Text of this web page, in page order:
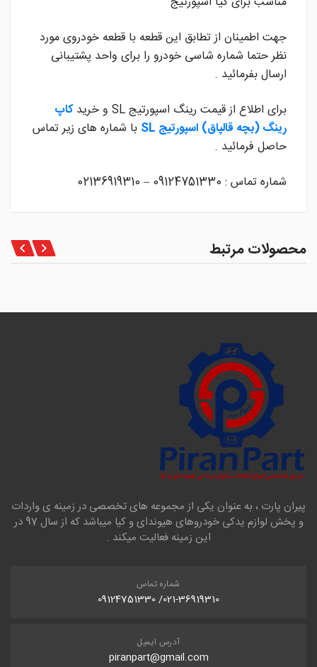
جهت اطمینان از تطابق این قطعه با قطعه خودروی مورد
نظر حتما شماره شاسی خودرو را برای واحد پشتیبانی
ارسال بفرمائید .
برای اطلاع از قیمت رینگ اسپورتیج SL و خرید
کاپ
رینگ (بچه قالپاق) اسپورتیج SL
با شماره های زیر تماس
حاصل فرمائید .
شماره تماس : 09124751330 – 02136919310
محصولات مرتبط
پیران پارت ، به عنوان یکی از مجموعه های تخصصی در زمینه ی واردات
و پخش لوازم یدکی خودروهای هیوندای و کیا میباشد که از سال 97 در
این زمینه فعالیت میکند .
شماره تماس
021-36919310/ 09124751330
آدرس ایمیل
piranpart@gmail.com